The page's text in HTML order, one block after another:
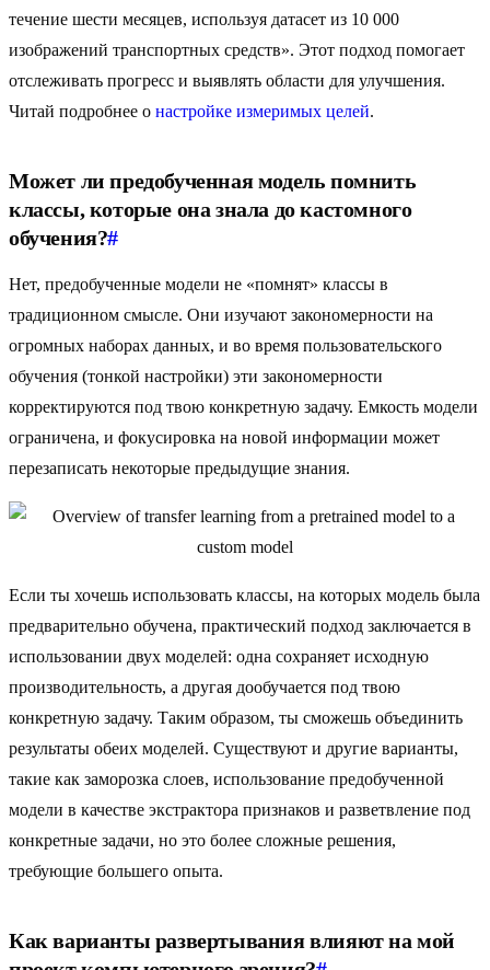
течение шести месяцев, используя датасет из 10 000
изображений транспортных средств». Этот подход помогает
отслеживать прогресс и выявлять области для улучшения.
Читай подробнее о настройке измеримых целей.
Может ли предобученная модель помнить
классы, которые она знала до кастомного
обучения?#
Нет, предобученные модели не «помнят» классы в
традиционном смысле. Они изучают закономерности на
огромных наборах данных, и во время пользовательского
обучения (тонкой настройки) эти закономерности
корректируются под твою конкретную задачу. Емкость модели
ограничена, и фокусировка на новой информации может
перезаписать некоторые предыдущие знания.
Если ты хочешь использовать классы, на которых модель была
предварительно обучена, практический подход заключается в
использовании двух моделей: одна сохраняет исходную
производительность, а другая дообучается под твою
конкретную задачу. Таким образом, ты сможешь объединить
результаты обеих моделей. Существуют и другие варианты,
такие как заморозка слоев, использование предобученной
модели в качестве экстрактора признаков и разветвление под
конкретные задачи, но это более сложные решения,
требующие большего опыта.
Как варианты развертывания влияют на мой